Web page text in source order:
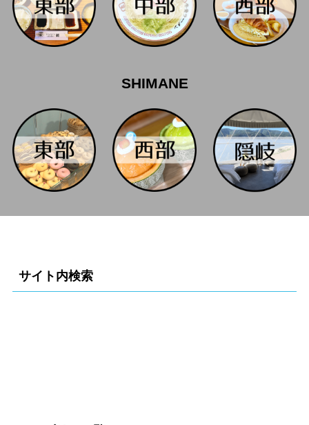
SHIMANE
サイト内検索